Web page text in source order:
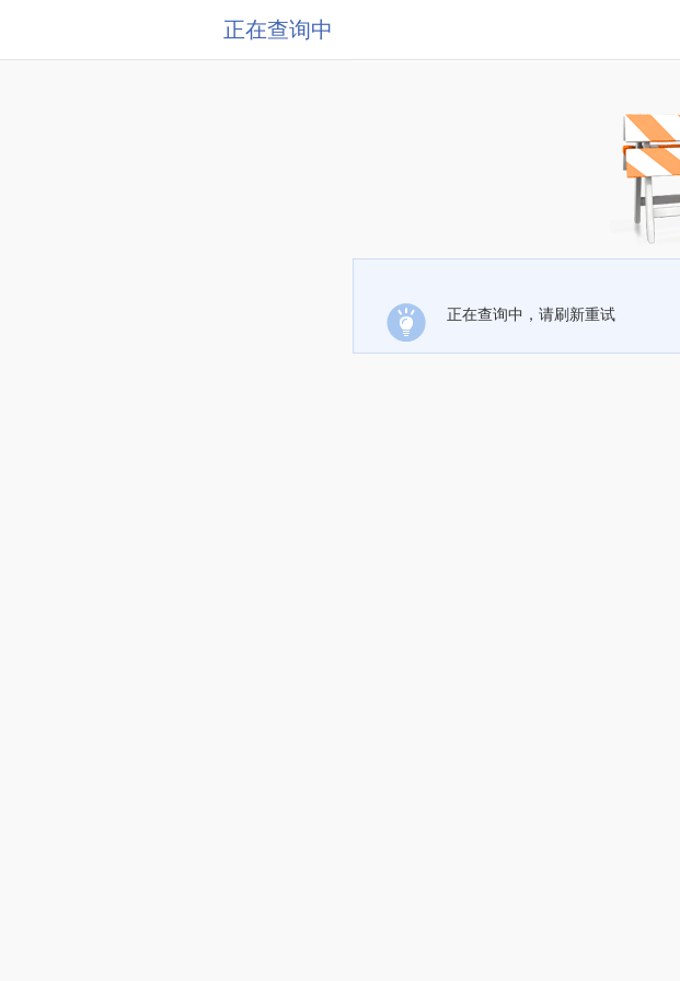
正在查询中
正在查询中，请刷新重试